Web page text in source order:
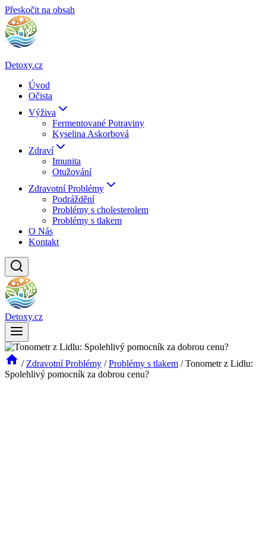
Přeskočit na obsah
Detoxy.cz
Úvod
Očista
Výživa
Fermentované Potraviny
Kyselina Askorbová
Zdraví
Imunita
Otužování
Zdravotní Problémy
Podráždění
Problémy s cholesterolem
Problémy s tlakem
O Nás
Kontakt
Detoxy.cz
/ Zdravotní Problémy / Problémy s tlakem / Tonometr z Lidlu:
Spolehlivý pomocník za dobrou cenu?